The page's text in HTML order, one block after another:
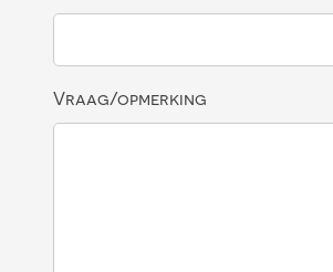
Vraag/opmerking